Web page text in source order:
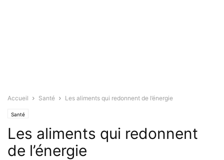
Accueil Santé Les aliments qui redonnent de l’énergie
Santé
Les aliments qui redonnent
de l’énergie